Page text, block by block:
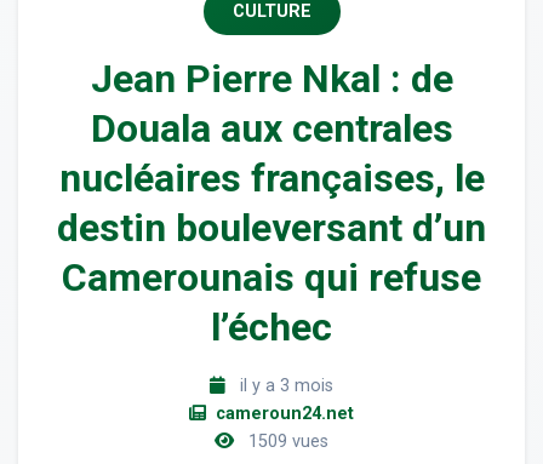
CULTURE
Jean Pierre Nkal : de
Douala aux centrales
nucléaires françaises, le
destin bouleversant d’un
Camerounais qui refuse
l’échec
il y a 3 mois
cameroun24.net
1509 vues